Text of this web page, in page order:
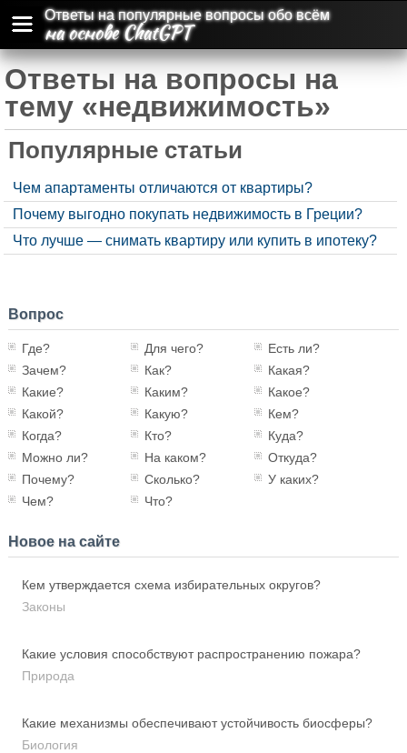
Ответы на популярные вопросы обо всём
на основе ChatGPT
Ответы на вопросы на
тему «недвижимость»
Популярные статьи
Чем апартаменты отличаются от квартиры?
Почему выгодно покупать недвижимость в Греции?
Что лучше — снимать квартиру или купить в ипотеку?
Вопрос
Где? Для чего?
Есть ли?
Зачем?
Как?
Какая?
Какие?
Каким?
Какое?
Какой?
Какую?
Кем?
Когда?
Кто?
Куда?
Можно ли?
На каком?
Откуда?
Почему?
Сколько?
У каких?
Чем?
Что?
Новое на сайте
Кем утверждается схема избирательных округов?
Законы
Какие условия способствуют распространению пожара?
Природа
Какие механизмы обеспечивают устойчивость биосферы?
Биология